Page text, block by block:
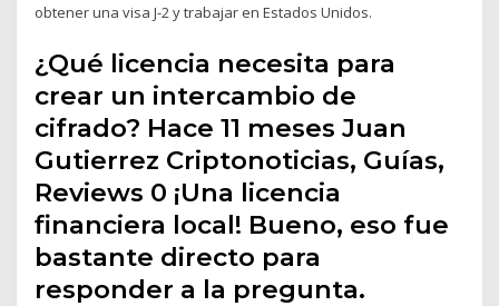
obtener una visa J-2 y trabajar en Estados Unidos.
¿Qué licencia necesita para
crear un intercambio de
cifrado? Hace 11 meses Juan
Gutierrez Criptonoticias, Guías,
Reviews 0 ¡Una licencia
financiera local! Bueno, eso fue
bastante directo para
responder a la pregunta.